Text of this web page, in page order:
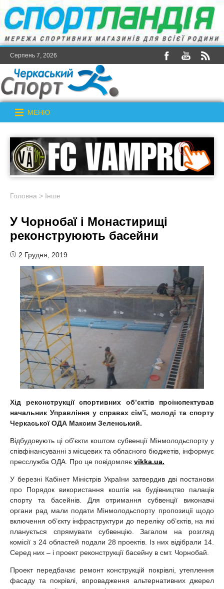
Серпень 7, 2026
МЕНЮ
Головна > Інше
У Чорнобаї і Монастирищі
реконструюють басейни
2 Грудня, 2019
Хід реконструкції спортивних об’єктів проінспектував
начальник Управління у справах сім’ї, молоді та спорту
Черкаської ОДА Максим Зеленський.
Відбудовують ці об’єкти коштом субвенції Мінмолодьспорту у
співфінансуванні з місцевих та обласного бюджетів, інформує
пресслужба ОДА. Про це повідомляє vikka.ua.
У березні Кабінет Міністрів України затвердив дві постанови
про Порядок використання коштів на будівництво палаців
спорту та басейнів. Для отримання субвенції виконавчі
органи рад мали подати Мінмолодьспорту пропозиції щодо
включення об’єкту інфраструктури до переліку об’єктів, на які
планується спрямувати субвенцію. Загалом на розгляд
комісії з 24 областей подали 28 проектів. Із них відібрали 14.
Серед них – і проект реконструкції басейну в смт. Чорнобай.
Проект передбачає ремонт конструкцій покрівлі, утеплення
фасаду та покрівлі, впровадження альтернативних джерел